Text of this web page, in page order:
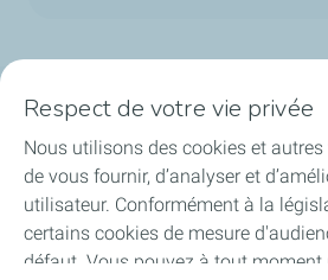
Nos secteurs en Belgique
Nos produits en Belgique
Liens utiles
Respect de votre vie privée
Nous utilisons des cookies et
de vous fournir, d’analyser et
utilisateur. Conformément à la
certains cookies de mesure
défaut. Vous pouvez à tout moment